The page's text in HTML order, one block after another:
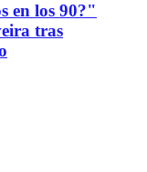
en los 90?"
tras